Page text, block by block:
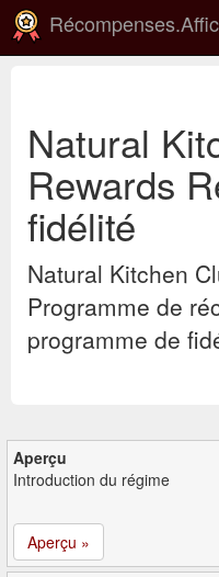
Natural
Rewards
fidélité
Natural Kitchen
Programme de
programme de
Aperçu
Introduction du régime
Aperçu »